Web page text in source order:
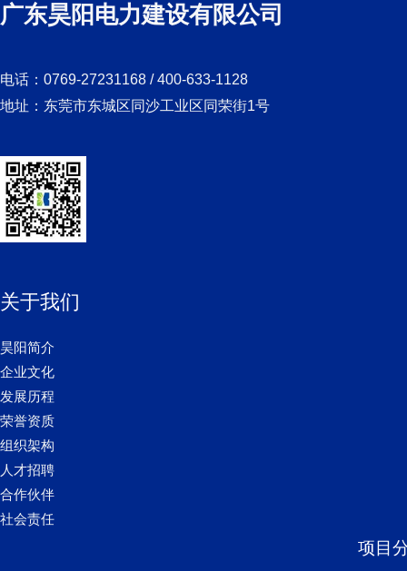
广东昊阳电力建设有限公司
电话：0769-27231168 / 400-633-1128
地址：东莞市东城区同沙工业区同荣街1号
关于我们
昊阳简介
企业文化
发展历程
荣誉资质
组织架构
人才招聘
合作伙伴
社会责任
项目